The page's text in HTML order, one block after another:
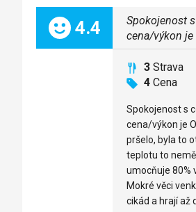
Celkom:
4.4
Spokojenost
cena/výkon
3 Strava
4 Cena
Spokojenost s
cena/výkon je
pršelo, byla to
teplotu to
umocňuje 80%
Mokré věci
cikád a hrají až